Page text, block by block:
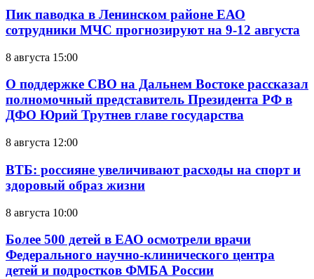
Пик паводка в Ленинском районе ЕАО
сотрудники МЧС прогнозируют на 9-12 августа
8 августа 15:00
О поддержке СВО на Дальнем Востоке рассказал
полномочный представитель Президента РФ в
ДФО Юрий Трутнев главе государства
8 августа 12:00
ВТБ: россияне увеличивают расходы на спорт и
здоровый образ жизни
8 августа 10:00
Более 500 детей в ЕАО осмотрели врачи
Федерального научно-клинического центра
детей и подростков ФМБА России